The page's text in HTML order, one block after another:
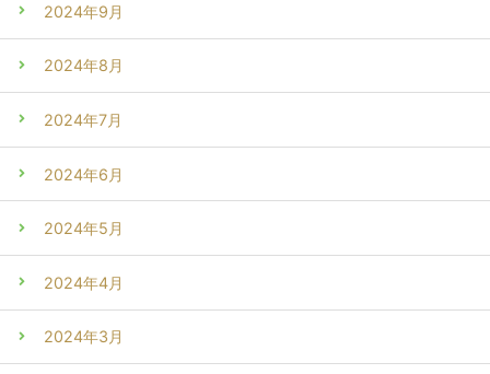
2024年9月
2024年8月
2024年7月
2024年6月
2024年5月
2024年4月
2024年3月